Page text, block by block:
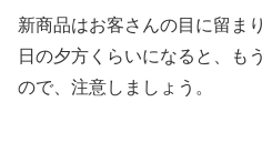
新商品はお客さんの目に留ま
日の夕方くらいになると、も
ので、注意しましょう。